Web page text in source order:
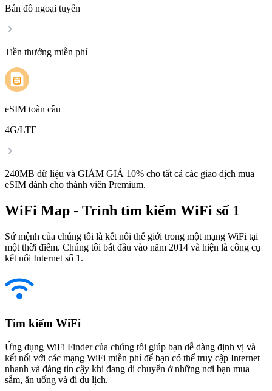
Bản đồ ngoại tuyến
Tiền thưởng miễn phí
eSIM toàn cầu
4G/LTE
240MB dữ liệu và GIẢM GIÁ 10% cho tất cả các giao dịch mua
eSIM dành cho thành viên Premium.
WiFi Map - Trình tìm kiếm WiFi số 1
Sứ mệnh của chúng tôi là kết nối thế giới trong một mạng WiFi tại
một thời điểm. Chúng tôi bắt đầu vào năm 2014 và hiện là công cụ
kết nối Internet số 1.
Tìm kiếm WiFi
Ứng dụng WiFi Finder của chúng tôi giúp bạn dễ dàng định vị và
kết nối với các mạng WiFi miễn phí để bạn có thể truy cập Internet
nhanh và đáng tin cậy khi đang di chuyển ở những nơi bạn mua
sắm, ăn uống và đi du lịch.